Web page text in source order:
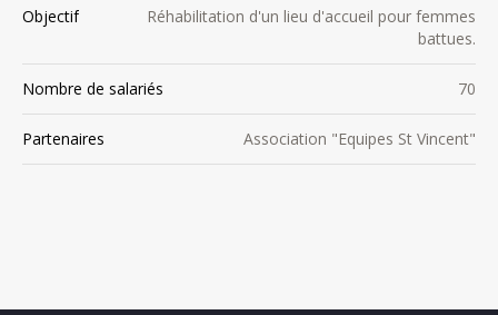
Objectif
Réhabilitation d'un lieu d'accueil pour femmes
battues.
Nombre de salariés 70
Partenaires Association "Equipes St Vincent"